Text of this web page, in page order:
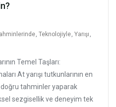
, Teknolojiyle, Yarışı ,
Temel Taşları:
At yarışı tutkunlarının en
tahminler yaparak
sezgisellik ve deneyim tek